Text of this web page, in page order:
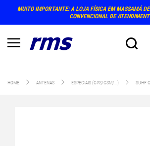
MUITO IMPORTANTE: A LOJA FÍSICA EM MASSAMÁ
CONVENCIONAL DE
HOME ANTENAS ESPECIAIS (GPS/GSM/...) SUHF